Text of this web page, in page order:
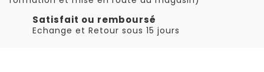
Satisfait ou remboursé
Echange et Retour sous 15 jours